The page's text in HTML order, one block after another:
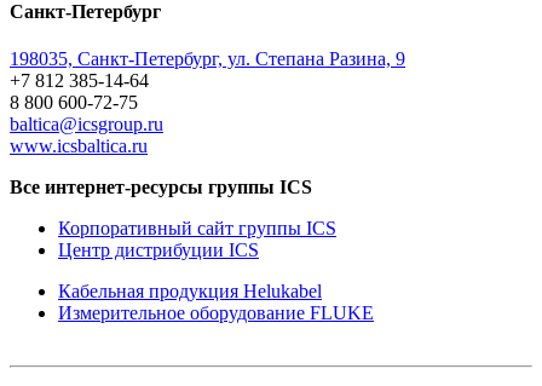
Санкт-Петербург
198035, Санкт-Петербург, ул. Степана Разина, 9
+7 812 385-14-64
8 800 600-72-75
baltica@icsgroup.ru
www.icsbaltica.ru
Все интернет-ресурсы группы ICS
Корпоративный сайт группы ICS
Центр дистрибуции ICS
Кабельная продукция Helukabel
Измерительное оборудование FLUKE